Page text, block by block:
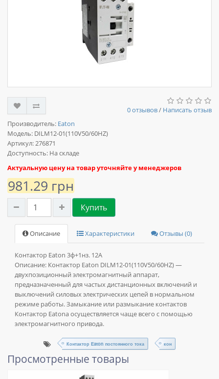
0 отзывов/ Написать отзыв
Производитель: Eaton
Модель: DILM12-01(110V50/60HZ)
Артикул: 276871
Доступность: На складе
Актуальную цену на товар уточняйте у менеджеров
981.29 грн
Купить
Описание Характеристики Отзывы (0)
Контактор Eaton 3ф+1нз. 12А
Описание: Контактор Eaton DILM12-01(110V50/60HZ) —
двухпозиционный электромагнитный аппарат,
предназначенный для частых дистанционных включений и
выключений силовых электрических цепей в нормальном
режиме работы. Замыкание или размыкание контактов
Контактор Eatonа осуществляется чаще всего с помощью
электромагнитного привода.
Контактор Eaton постоянного тока кон
Просмотренные товары